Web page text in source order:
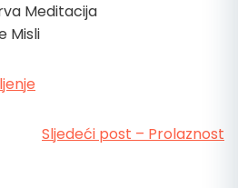
Meditacija
Misli
Sljedeći post – Prolaznost